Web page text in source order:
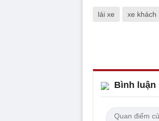
lái xe xe khách
Bình luận